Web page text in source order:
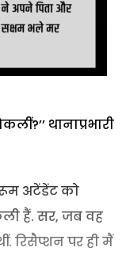
थानाप्रभारी
अटेंडेंट को
हैं. सर, जब वह
रिसैप्शन पर ही मैं